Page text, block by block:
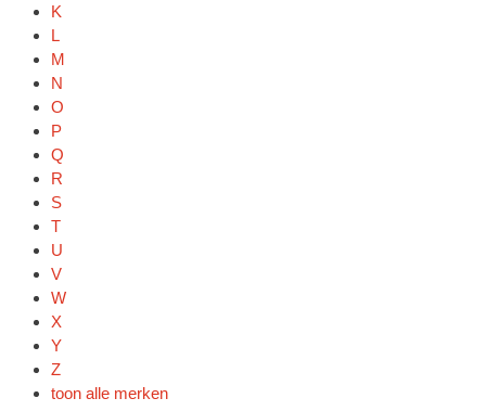
K
L
M
N
O
P
Q
R
S
T
U
V
W
X
Y
Z
toon alle merken